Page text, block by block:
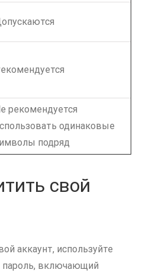
рекомендуется
одинаковые
подряд
свой
аккаунт, используйте
включающий